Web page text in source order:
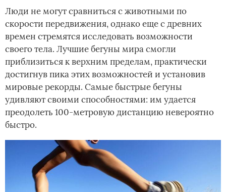
Люди не могут сравниться с животными по
скорости передвижения, однако еще с древних
времен стремятся исследовать возможности
своего тела. Лучшие бегуны мира смогли
приблизиться к верхним пределам, практически
достигнув пика этих возможностей и установив
мировые рекорды. Самые быстрые бегуны
удивляют своими способностями: им удается
преодолеть 100-метровую дистанцию невероятно
быстро.